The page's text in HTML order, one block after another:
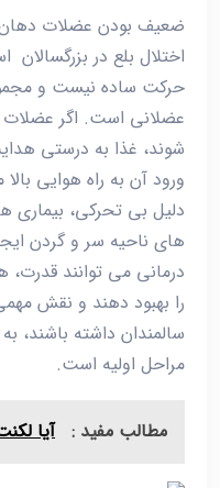
ضعیف بودن عضلات دهان
اختلال بلع در
حرکت ساده نیست و
عضلانی است. اگر
شوند، غذا به ‌درستی
ورود آن به راه هوایی
دلیل بی ‌تحرکی،
‌های ناحیه سر و گردن
درمانی می ‌توانند
را بهبود دهند و نقش
سالمندان داشته
مراحل اولیه است.
مطالب مفید : آیا